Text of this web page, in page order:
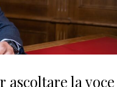
ascoltare la voce